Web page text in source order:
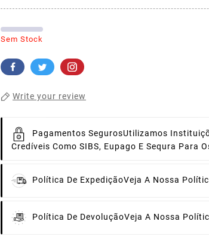
Sem Stock
Write your review
Pagamentos SegurosUtilizamos
Credíveis Como SIBS, Eupago E Sequra Para
Política De ExpediçãoVeja A Nossa
Política De DevoluçãoVeja A Nossa